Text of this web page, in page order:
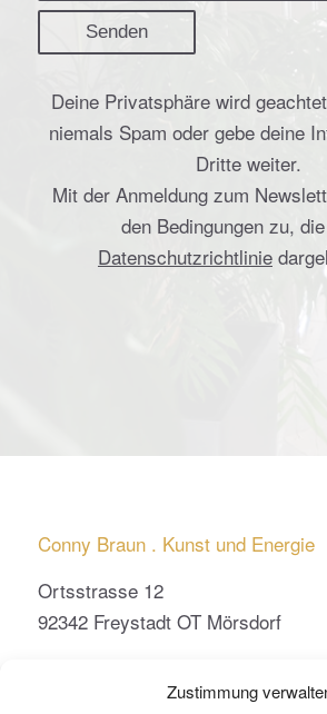
Zustimmung
Deine Privatsphäre wird
niemals Spam oder gebe deine
Dritte weiter.
Mit der Anmeldung zum
den Bedingungen zu,
Datenschutzrichtlinie
Conny Braun . Kunst und Energie
Ortsstrasse 12
92342 Freystadt OT Mörsdorf